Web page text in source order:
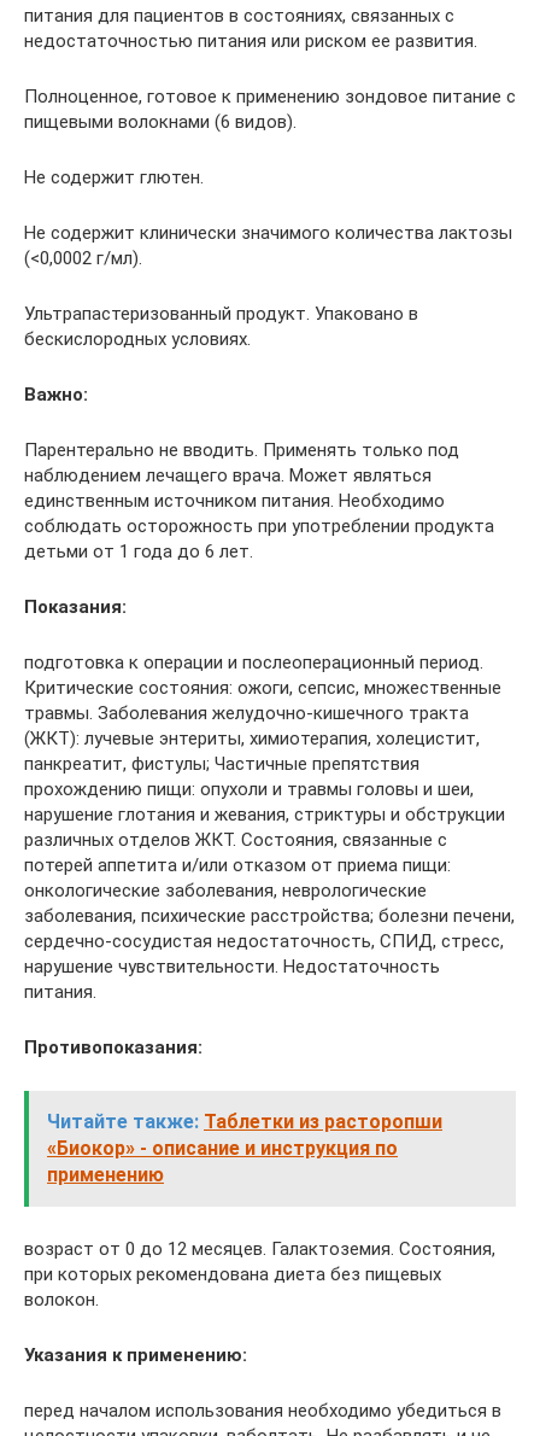
питания для пациентов в состояниях, связанных с
недостаточностью питания или риском ее развития.
Полноценное, готовое к применению зондовое питание с
пищевыми волокнами (6 видов).
Не содержит глютен.
Не содержит клинически значимого количества лактозы
(<0,0002 г/мл).
Ультрапастеризованный продукт. Упаковано в
бескислородных условиях.
Важно:
Парентерально не вводить. Применять только под
наблюдением лечащего врача. Может являться
единственным источником питания. Необходимо
соблюдать осторожность при употреблении продукта
детьми от 1 года до 6 лет.
Показания:
подготовка к операции и послеоперационный период.
Критические состояния: ожоги, сепсис, множественные
травмы. Заболевания желудочно-кишечного тракта
(ЖКТ): лучевые энтериты, химиотерапия, холецистит,
панкреатит, фистулы; Частичные препятствия
прохождению пищи: опухоли и травмы головы и шеи,
нарушение глотания и жевания, стриктуры и обструкции
различных отделов ЖКТ. Состояния, связанные с
потерей аппетита и/или отказом от приема пищи:
онкологические заболевания, неврологические
заболевания, психические расстройства; болезни печени,
сердечно-сосудистая недостаточность, СПИД, стресс,
нарушение чувствительности. Недостаточность
питания.
Противопоказания:
Читайте также: Таблетки из расторопши
«Биокор» - описание и инструкция по
применению
возраст от 0 до 12 месяцев. Галактоземия. Состояния,
при которых рекомендована диета без пищевых
волокон.
Указания к применению:
перед началом использования необходимо убедиться в